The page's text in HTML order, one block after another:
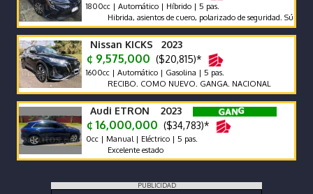
1800cc | Automático | Híbrido | 5 pas.
Hibrida, asientos de cuero, polarizado de seguridad. Súper
Nissan KICKS 2023
¢ 9,575,000 ($20,815)*
1600cc | Automático | Gasolina | 5 pas.
RECIBO. COMO NUEVO. GANGA. NACIONAL
Audi ETRON 2023
¢ 16,000,000 ($34,783)*
0cc | Manual | Eléctrico | 5 pas.
Excelente estado
PUBLICIDAD